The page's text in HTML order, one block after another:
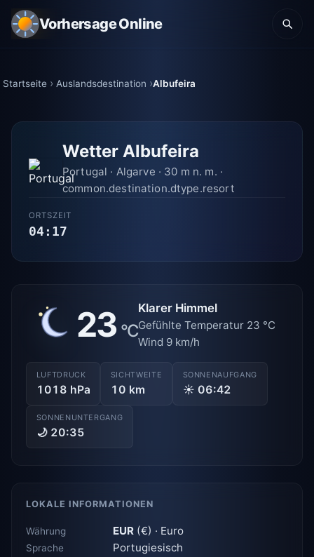
Vorhersage Online
Startseite Auslandsdestination Albufeira
Wetter Albufeira
Portugal · Algarve · 30 m n. m. ·
common.destination.dtype.resort
ORTSZEIT
04:17
23 °C
Klarer Himmel
Gefühlte Temperatur 23 °C
Wind 9 km/h
LUFTDRUCK
1018 hPa
SICHTWEITE
10 km
SONNENAUFGANG
☀ 06:42
SONNENUNTERGANG
🌙 20:35
LOKALE INFORMATIONEN
Währung EUR (€) · Euro
Sprache Portugiesisch